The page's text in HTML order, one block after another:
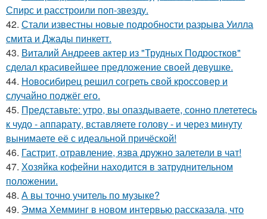
Спирс и расстроили поп-звезду.
42. Стали известны новые подробности разрыва Уилла
смита и Джады пинкетт.
43. Виталий Андреев актер из "Трудных Подростков"
сделал красивейшее предложение своей девушке.
44. Новосибирец решил согреть свой кроссовер и
случайно поджёг его.
45. Представьте: утро, вы опаздываете, сонно плететесь
к чудо - аппарату, вставляете голову - и через минуту
вынимаете её с идеальной причёской!
46. Гастрит, отравление, язва дружно залетели в чат!
47. Хозяйка кофейни находится в затруднительном
положении.
48. А вы точно учитель по музыке?
49. Эмма Хемминг в новом интервью рассказала, что